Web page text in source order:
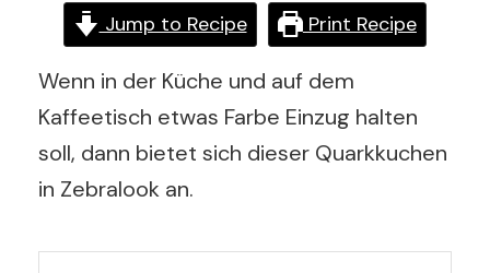
Jump to Recipe Print Recipe
Wenn in der Küche und auf dem
Kaffeetisch etwas Farbe Einzug halten
soll, dann bietet sich dieser Quarkkuchen
in Zebralook an.